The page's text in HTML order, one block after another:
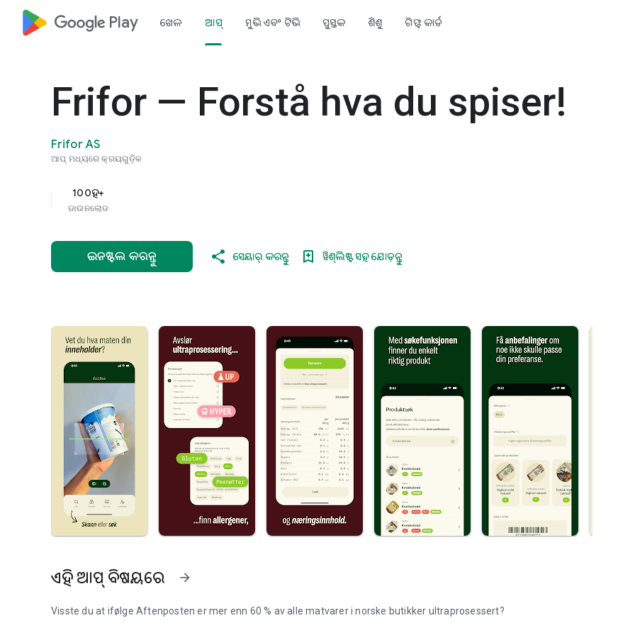
google_logo Play ଖେଳ ଆପ୍‌ ମୁଭି ଏବଂ ଟିଭି ପୁସ୍ତକ ଶିଶୁ ଗିଫ୍ଟ କାର୍ଡ
Frifor — Forstå hva du spiser!
Frifor AS
ଆପ୍‌ ମଧ୍ୟରେ କ୍ରୟଗୁଡ଼ିକ
100ହ+
ଡାଉନଲୋଡ
ଇନଷ୍ଟଲ କରନ୍ତୁ ସେୟାର୍ କରନ୍ତୁ ୱିଶ୍‍ଲିଷ୍ଟ ସହ ଯୋଡ଼ନ୍ତୁ
ଏହି ଆପ୍ ବିଷୟରେ arrow_forward
Visste du at ifølge Aftenposten er mer enn 60 % av alle matvarer i norske butikker ultraprosessert?